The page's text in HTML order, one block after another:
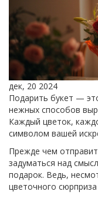
дек, 20 2024
Подарить букет —
нежных способов
Каждый цветок,
символом вашей
Прежде чем
задуматься над
подарок. Ведь,
цветочного